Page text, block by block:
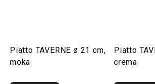
Piatto TAVERNE ø 21 cm,
moka
Piatto
crema